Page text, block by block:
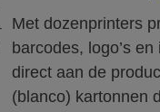
Met dozenprinters
barcodes, logo’s
direct aan de
(blanco) kartonnen